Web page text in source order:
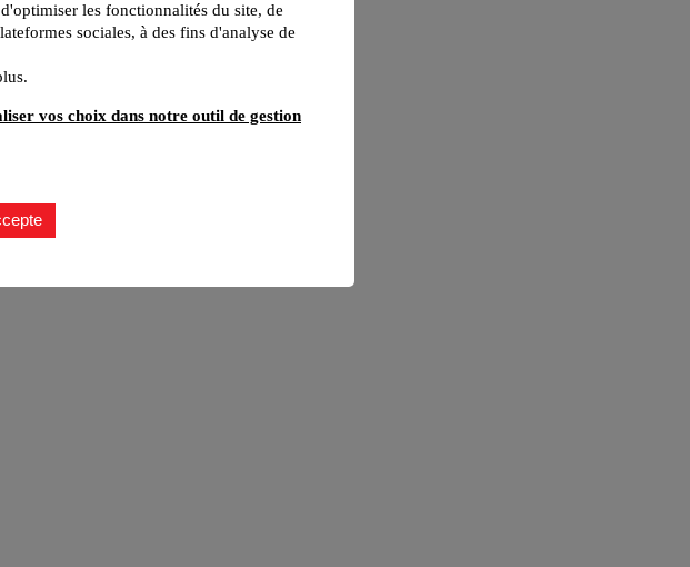
les fonctionnalités du site, de
sociales, à des fins d'analyse de
vos choix dans notre outil de gestion